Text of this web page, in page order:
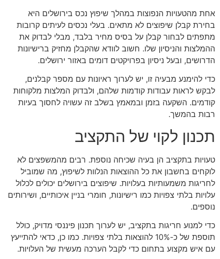
אחת מהטעויות הנפוצות במהלך שיפוץ נכס בירושלים היא
בחירת קבלן שיפוצים לא מתאים. בעלי נכסים לעיתים קרובות
מתפתים לבחור קבלן על בסיס מחיר בלבד, מבלי לבדוק את
ההמלצות והניסיון שלו. חשוב לוודא שהקבלן מחזיק ברישיונות
הדרושים, ובעל ניסיון בפרויקטים דומים באזור ירושלים.
כדי להימנע מבעיה זו, יש לערוך ראיונות עם מספר קבלנים,
לבקש לראות עבודות קודמות שלהם, ולבדוק המלצות מלקוחות
קודמים. השקעה בזמן ובמאמץ בשלב זה עשויה לחסוך בעיות
רבות בהמשך.
תכנון לקוי של התקציב
טעויות בתקציב הן בעיה שכיחה נוספת. רבים מהמשפצים לא
לוקחים בחשבון את כל ההוצאות הנלוות לשיפוץ, מה שמוביל
לחריגות משמעותיות בעלויות. שיפוצים בירושלים יכולים לכלול
עלויות בלתי צפויות כמו רישיונות, חומרי בניין איכותיים, ושירותים
נוספים.
כדי למנוע חריגות בתקציב, יש לערוך תכנון פיננסי מדויק, כולל
תוספת של כ-10% להוצאות בלתי צפויות. כמו כן, כדאי להתייעץ
עם איש מקצוע בתחום כדי לקבל הערכה מעשית של העלויות.